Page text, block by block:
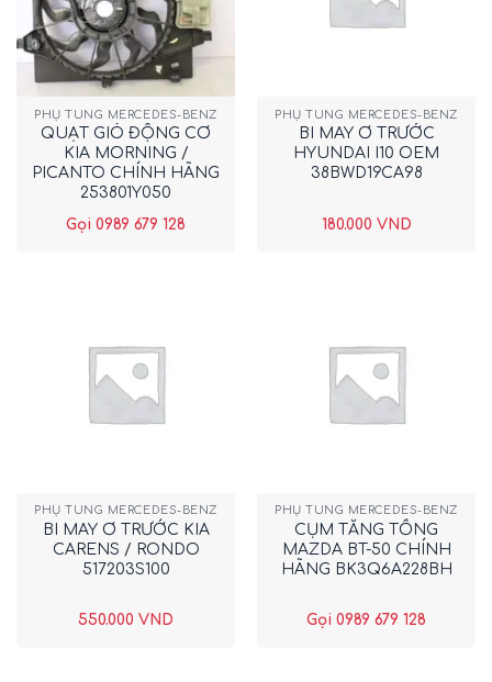
PHỤ TÙNG MERCEDES-BENZ
QUẠT GIÓ ĐỘNG CƠ
KIA MORNING /
PICANTO CHÍNH HÃNG
253801Y050
Gọi 0989 679 128
PHỤ TÙNG MERCEDES-BENZ
BI MAY Ơ TRƯỚC
HYUNDAI I10 OEM
38BWD19CA98
180.000 VND
PHỤ TÙNG MERCEDES-BENZ
BI MAY Ơ TRƯỚC KIA
CARENS / RONDO
517203S100
550.000 VND
PHỤ TÙNG MERCEDES-BENZ
CỤM TĂNG TỔNG
MAZDA BT-50 CHÍNH
HÃNG BK3Q6A228BH
Gọi 0989 679 128